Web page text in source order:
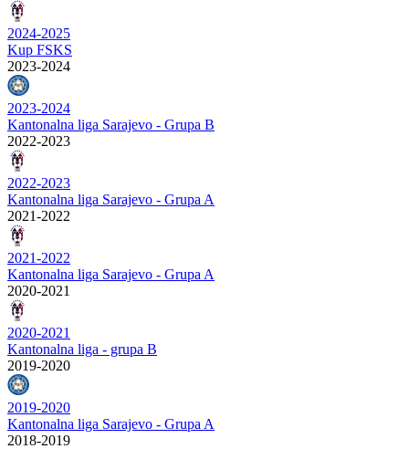
2024-2025
Kup FSKS
2023-2024
2023-2024
Kantonalna liga Sarajevo - Grupa B
2022-2023
2022-2023
Kantonalna liga Sarajevo - Grupa A
2021-2022
2021-2022
Kantonalna liga Sarajevo - Grupa A
2020-2021
2020-2021
Kantonalna liga - grupa B
2019-2020
2019-2020
Kantonalna liga Sarajevo - Grupa A
2018-2019